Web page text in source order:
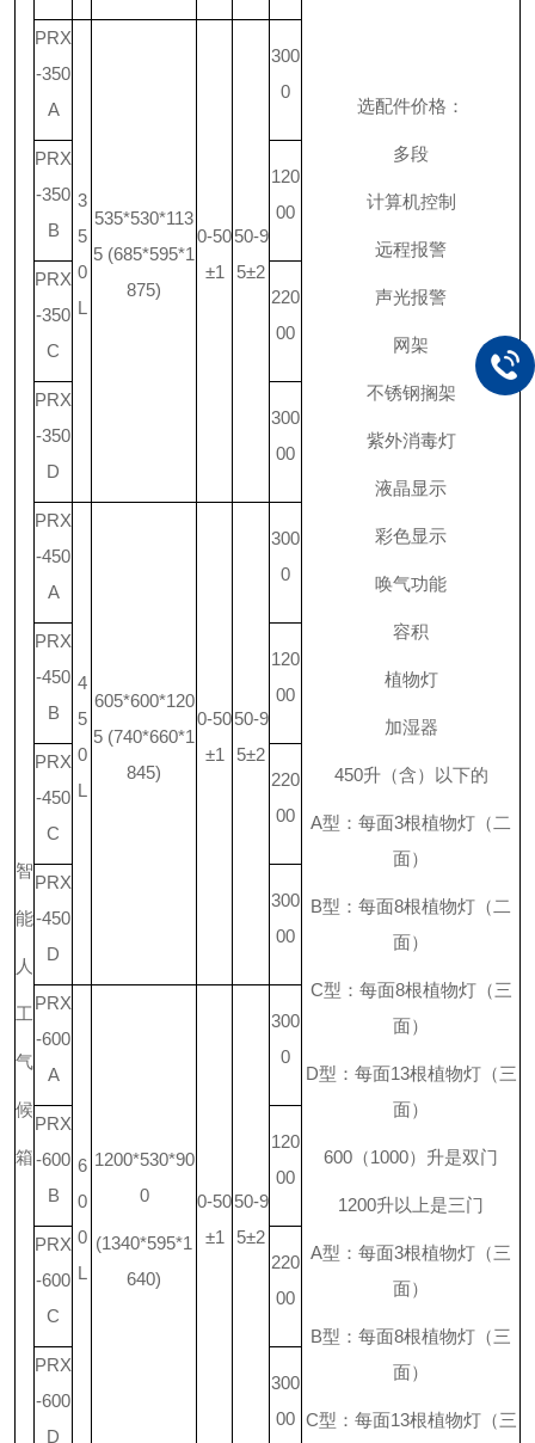
智
能
人
工
气
候
箱
选配件价格：
多段
计算机控制
远程报警
声光报警
网架
不锈钢搁架
紫外消毒灯
液晶显示
彩色显示
唤气功能
容积
植物灯
加湿器
450升（含）以下的
A型：每面3根植物灯（二
面）
B型：每面8根植物灯（二
面）
C型：每面8根植物灯（三
面）
D型：每面13根植物灯（三
面）
600 （1000）升是双门
1200升以上是三门
A型：每面3根植物灯（三
面）
B型：每面8根植物灯（三
面）
C型：每面13根植物灯（三
PRX
-350
A
3
5
0
L
535*530*113
5 (685*595*1
875)
0-50
±1
50-9
5±2
300
0
PRX
-350
B
120
00
PRX
-350
C
220
00
PRX
-350
D
300
00
PRX
-450
A
4
5
0
L
605*600*120
5 (740*660*1
845)
0-50
±1
50-9
5±2
300
0
PRX
-450
B
120
00
PRX
-450
C
220
00
PRX
-450
D
300
00
PRX
-600
A
6
0
0
L
1200*530*90
0
(1340*595*1
640)
0-50
±1
50-9
5±2
300
0
PRX
-600
B
120
00
PRX
-600
C
220
00
PRX
-600
D
300
00